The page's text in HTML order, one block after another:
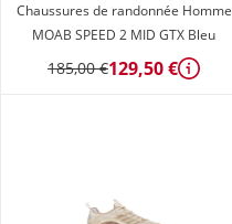
Chaussures de randonnée Homme
MOAB SPEED 2 MID GTX Bleu
185,00 €129,50 € Détails